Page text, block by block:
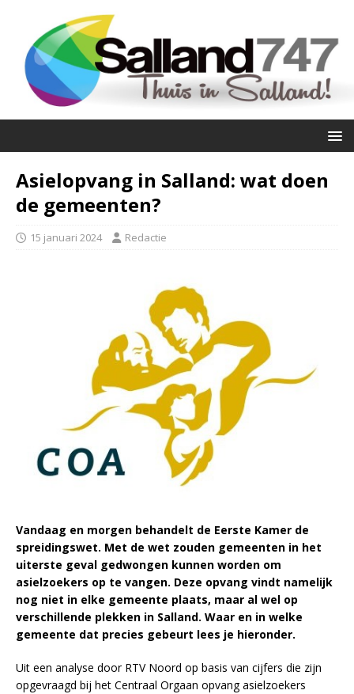
Asielopvang in Salland: wat doen
de gemeenten?
15 januari 2024 Redactie
Vandaag en morgen behandelt de Eerste Kamer de
spreidingswet. Met de wet zouden gemeenten in het
uiterste geval gedwongen kunnen worden om
asielzoekers op te vangen. Deze opvang vindt namelijk
nog niet in elke gemeente plaats, maar al wel op
verschillende plekken in Salland. Waar en in welke
gemeente dat precies gebeurt lees je hieronder.
Uit een analyse door RTV Noord op basis van cijfers die zijn
opgevraagd bij het Centraal Orgaan opvang asielzoekers